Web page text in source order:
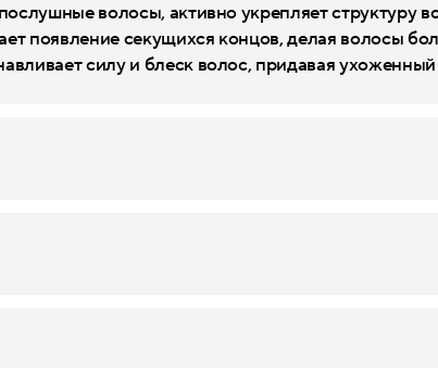
волосы, активно укрепляет структуру
появление секущихся концов, делая волосы
силу и блеск волос, придавая